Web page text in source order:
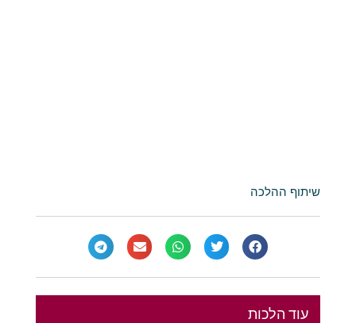
שיתוף ההלכה
עוד הלכות